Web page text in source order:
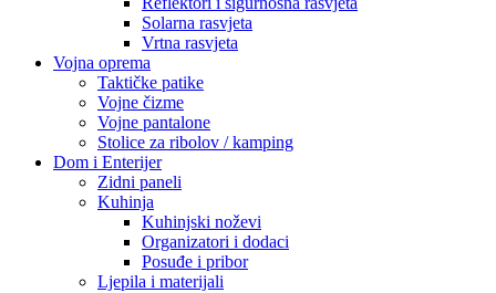
Solarna rasvjeta
Vrtna rasvjeta
Vojna oprema
Taktičke patike
Vojne čizme
Vojne pantalone
Stolice za ribolov / kamping
Dom i Enterijer
Zidni paneli
Kuhinja
Kuhinjski noževi
Organizatori i dodaci
Posuđe i pribor
Ljepila i materijali